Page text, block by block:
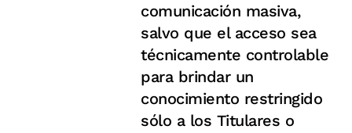
comunicación masiva,
salvo que el acceso sea
técnicamente controlable
para brindar un
conocimiento restringido
sólo a los Titulares o